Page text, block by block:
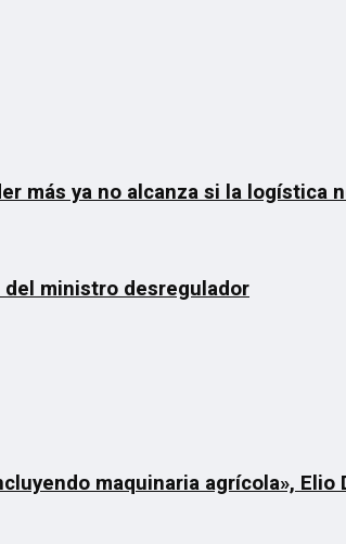
más ya no alcanza si la logística
ministro desregulador
maquinaria agrícola», Elio